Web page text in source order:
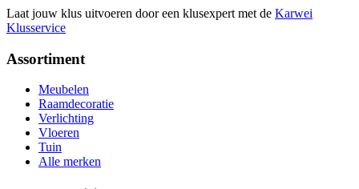
Laat jouw klus uitvoeren door een klusexpert met de Karwei
Klusservice
Assortiment
Meubelen
Raamdecoratie
Verlichting
Vloeren
Tuin
Alle merken